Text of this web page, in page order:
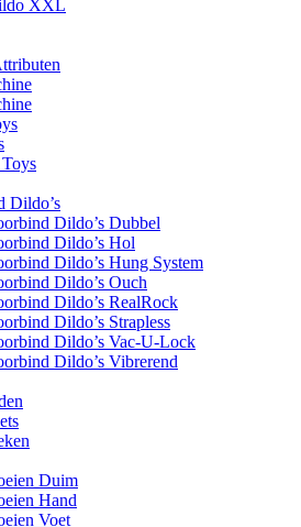
XXL
Dildo’s
Dildo’s Dubbel
Dildo’s Hol
Dildo’s Hung System
Dildo’s Ouch
Dildo’s RealRock
Dildo’s Strapless
Dildo’s Vac-U-Lock
Dildo’s Vibrerend
Duim
Hand
Voet